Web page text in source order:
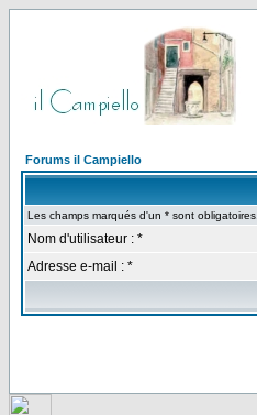
Forums il Campiello
Les champs marqués d'un * sont obligatoires.
Nom d'utilisateur : *
Adresse e-mail : *